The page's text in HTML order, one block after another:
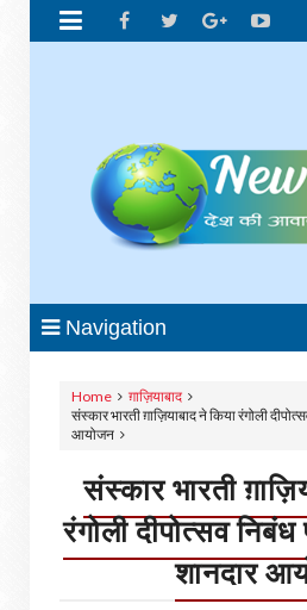

Navigation
Home
ग़ाज़ियाबाद
संस्कार भारती ग़ाज़ियाबाद ने किया रंगोली
आयोजन
संस्कार भारती
रंगोली दीपोत्सव निबंध
शानदार